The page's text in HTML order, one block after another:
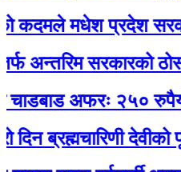
मधेश प्रदेश सरकार
सरकारको ठोस पहल
अफरः २५० रुपैयाँमा
देवीको पूजा